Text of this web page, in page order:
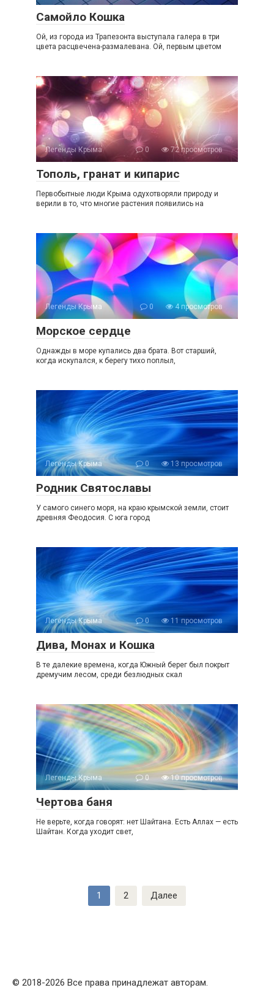
Самойло Кошка
Ой, из города из Трапезонта выступала галера в три
цвета расцвечена-размалевана. Ой, первым цветом
Легенды Крыма 0 72 просмотров
Тополь, гранат и кипарис
Первобытные люди Крыма одухотворяли природу и
верили в то, что многие растения появились на
Легенды Крыма 0 4 просмотров
Морское сердце
Однажды в море купались два брата. Вот старший,
когда искупался, к берегу тихо поплыл,
Легенды Крыма 0 13 просмотров
Родник Святославы
У самого синего моря, на краю крымской земли, стоит
древняя Феодосия. С юга город
Легенды Крыма 0 11 просмотров
Дива, Монах и Кошка
В те далекие времена, когда Южный берег был покрыт
дремучим лесом, среди безлюдных скал
Легенды Крыма 0 10 просмотров
Чертова баня
Не верьте, когда говорят: нет Шайтана. Есть Аллах — есть
Шайтан. Когда уходит свет,
1 2 Далее
© 2018-2026 Все права принадлежат авторам.